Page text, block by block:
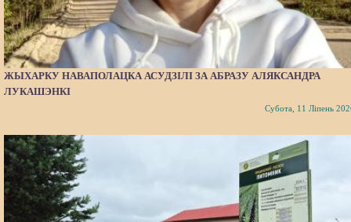
ЖЫХАРКУ НАВАПОЛАЦКА АСУДЗІЛІ ЗА АБРАЗУ АЛЯКСАНДРА
ЛУКАШЭНКІ
Субота, 11 Ліпень